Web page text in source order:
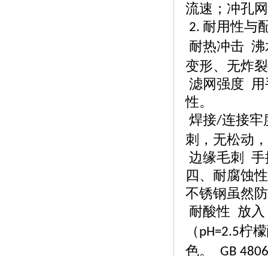
流速；冲孔
2. 耐用性与
耐热冲击 沸
变形、无炸
滤网强度
性。
焊接/连接牢
刺，无松动
边缘毛刺
手
四、耐腐蚀
不锈钢虽然
耐酸性 放入
（pH=2.5柠
色。 GB